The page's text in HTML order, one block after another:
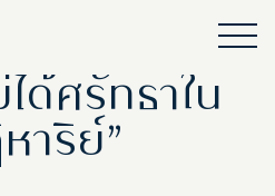
ด้ศรัทธาใน
าริย์”